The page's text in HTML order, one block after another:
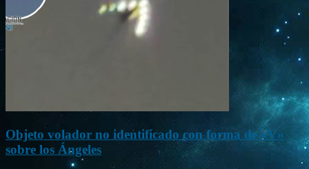
Objeto volador no identificado con forma de «V»
sobre los Ángeles